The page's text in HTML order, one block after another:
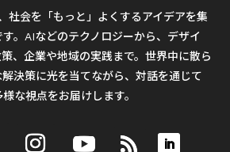
社会を「もっと」よくするアイデアを集
。AIなどのテクノロジーから、デザイ
、企業や地域の実践まで。世界中に散ら
決策に光を当てながら、対話を通じて
な視点をお届けします。